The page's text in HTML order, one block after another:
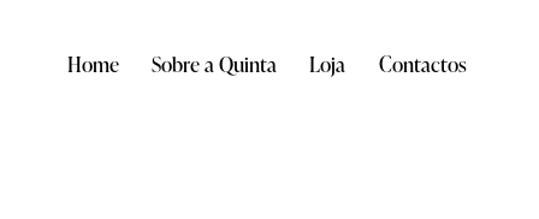
Home Sobre a Quinta Loja Contactos